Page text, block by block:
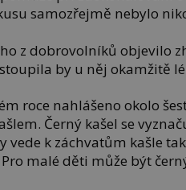
samozřejmě nebylo
z dobrovolníků objevilo
by u něj okamžitě
roce nahlášeno okolo
Černý kašel se
vede k záchvatům kašle
malé děti může být